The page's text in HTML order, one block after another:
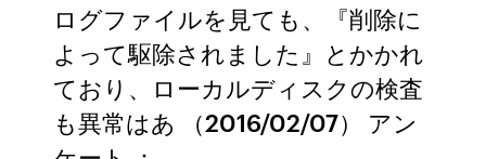
ログファイルを見ても、『削除に
よって駆除されました』とかかれ
ており、ローカルディスクの検査
も異常はあ （2016/02/07） アン